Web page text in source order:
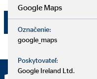
Odoslať
Google Maps
Označenie:
google_maps
Poskytovateľ:
Google Ireland Ltd.